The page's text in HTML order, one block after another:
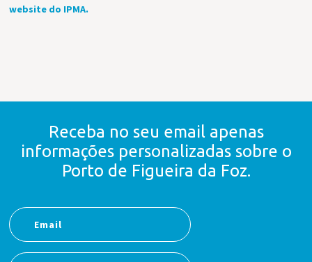
website do IPMA.
Receba no seu email apenas
informações personalizadas sobre o
Porto de Figueira da Foz.